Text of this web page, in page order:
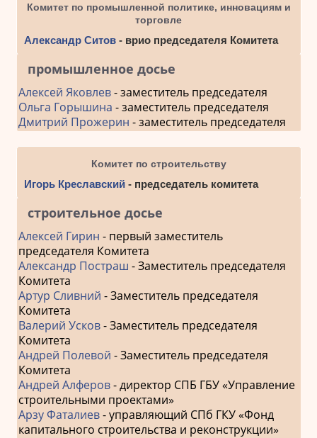
Комитет по промышленной политике, инновациям и
торговле
Александр Ситов- врио председателя Комитета
промышленное досье
Алексей Яковлев- заместитель председателя
Ольга Горышина - заместитель председателя
Дмитрий Прожерин - заместитель председателя
Комитет по строительству
Игорь Креславский - председатель комитета
строительное досье
Алексей Гирин - первый заместитель
председателя Комитета
Александр Постраш - Заместитель председателя
Комитета
Артур Сливний - Заместитель председателя
Комитета
Валерий Усков- Заместитель председателя
Комитета
Андрей Полевой - Заместитель председателя
Комитета
Андрей Алферов- директор СПБ ГБУ «Управление
строительными проектами»
Арзу Фаталиев- управляющий СПб ГКУ «Фонд
капитального строительства и реконструкции»